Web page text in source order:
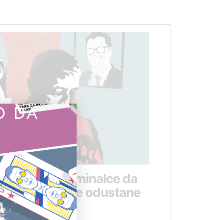
kriminalce da
„Ako ne odustane
DA